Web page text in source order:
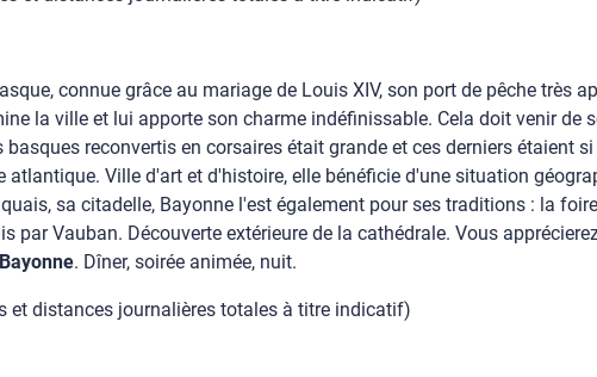
connue grâce au mariage de Louis XIV, son port de pêche très
la ville et lui apporte son charme indéfinissable. Cela doit venir de
reconvertis en corsaires était grande et ces derniers étaient
atlantique. Ville d'art et d'histoire, elle bénéficie d'une situation
sa citadelle, Bayonne l'est également pour ses traditions : la
par Vauban. Découverte extérieure de la cathédrale. Vous
. Dîner, soirée animée, nuit.
et distances journalières totales à titre indicatif)